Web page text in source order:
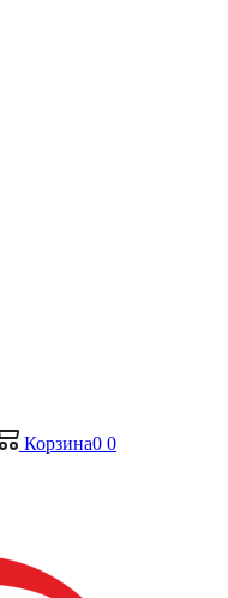
Корзина0 0